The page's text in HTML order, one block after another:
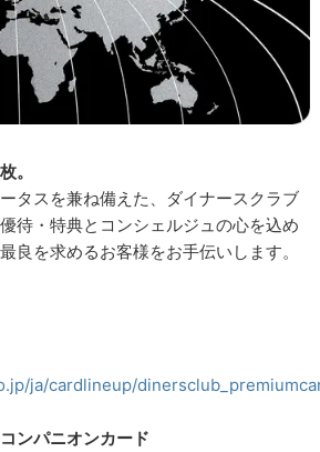
。
タスを兼ね備えた、ダイナースクラブ
待・特典とコンシェルジュの心を込め
良を求めるお客様をお手伝いします。
ja/cardlineup/
ンパニオンカード